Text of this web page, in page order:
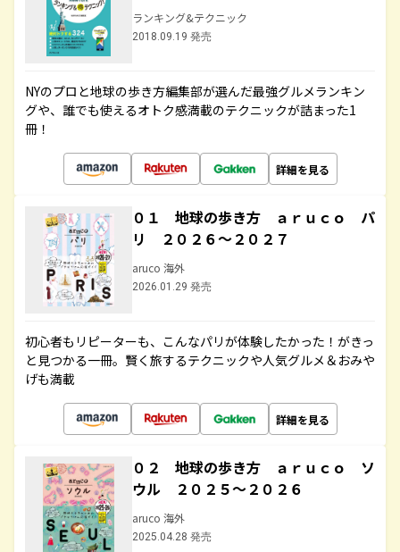
ランキング&テクニック
2018.09.19 発売
NYのプロと地球の歩き方編集部が選んだ最強グルメランキン
グや、誰でも使えるオトク感満載のテクニックが詰まった1
冊！
詳細を見る
０１ 地球の歩き方 ａｒｕｃｏ パ
リ ２０２６～２０２７
aruco 海外
2026.01.29 発売
初心者もリピーターも、こんなパリが体験したかった！がきっ
と見つかる一冊。賢く旅するテクニックや人気グルメ＆おみや
げも満載
詳細を見る
０２ 地球の歩き方 ａｒｕｃｏ ソ
ウル ２０２５～２０２６
aruco 海外
2025.04.28 発売